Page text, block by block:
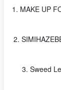
1. MAKE UP
2.
3. Sweed